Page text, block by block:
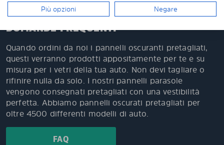
DOMANDE FREQUENTI
Quando ordini da noi i pannelli oscuranti pretagliati,
questi verranno prodotti appositamente per te e su
misura per i vetri della tua auto. Non devi tagliare o
rifinire nulla da solo. I nostri pannelli parasole
vengono consegnati pretagliati con una vestibilità
perfetta. Abbiamo pannelli oscurati pretagliati per
oltre 4500 differenti modelli di auto.
FAQ
Più opzioni Negare